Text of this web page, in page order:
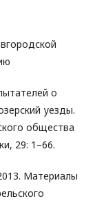
о
уезды.
общества
29: 1–66.
Материалы